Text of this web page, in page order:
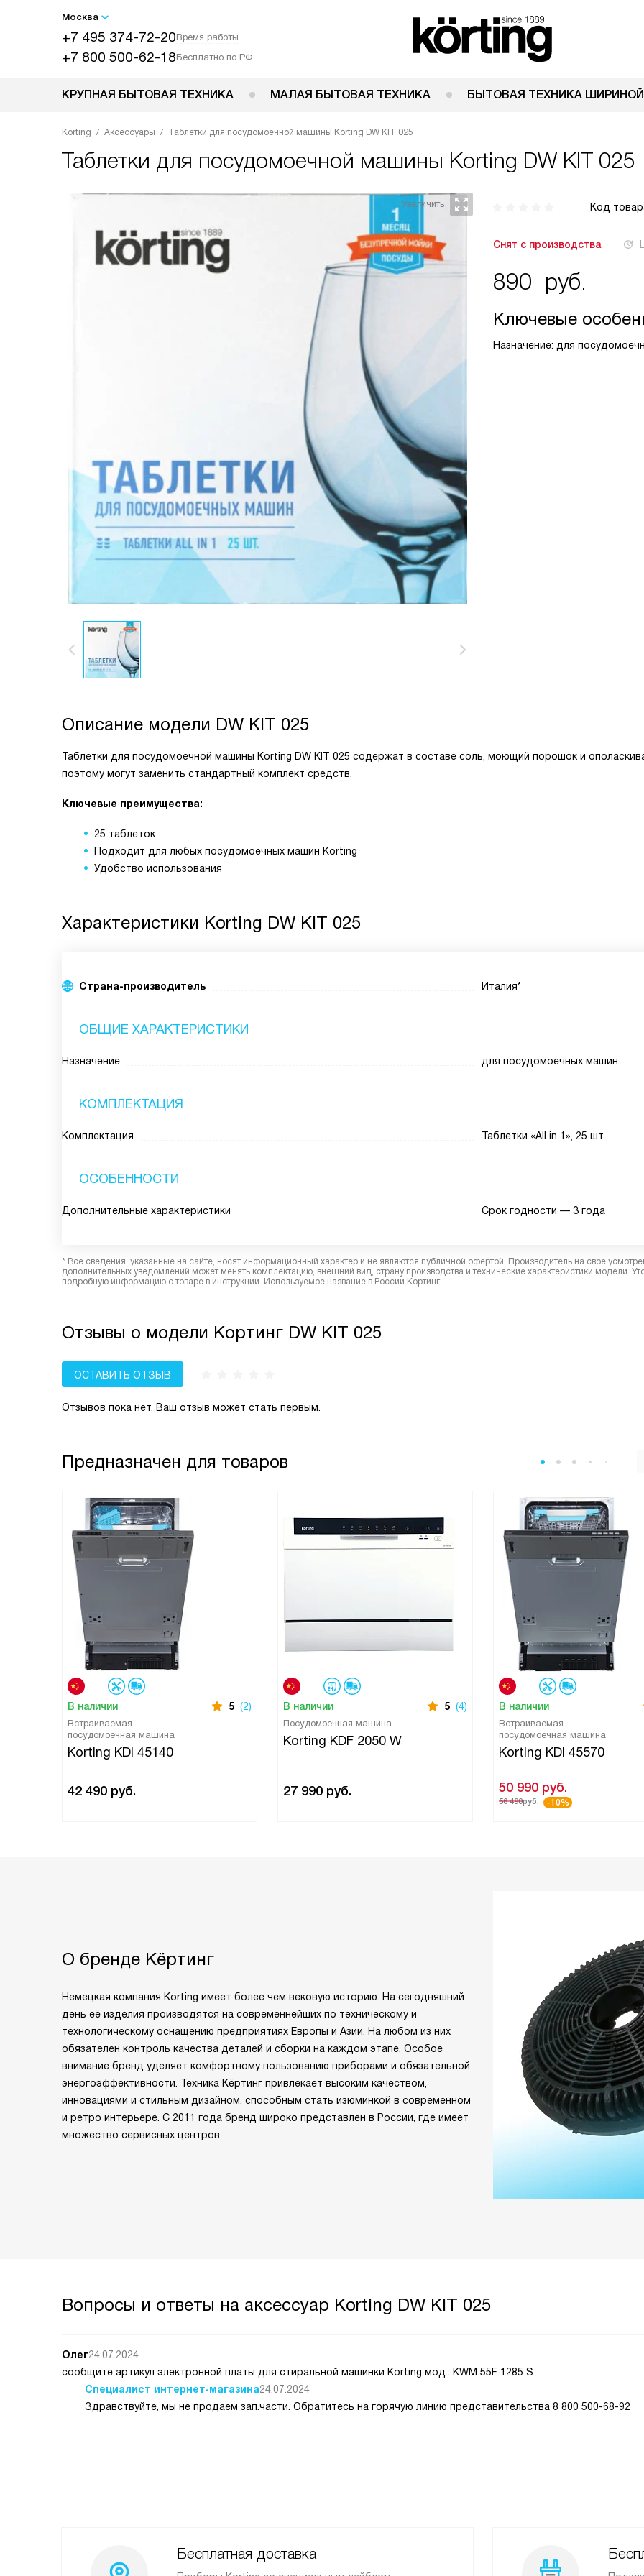
Москва
+7 495 374-72-20Время работы
+7 800 500-62-18Бесплатно по РФ
КРУПНАЯ БЫТОВАЯ ТЕХНИКА МАЛАЯ БЫТОВАЯ ТЕХНИКА БЫТОВАЯ ТЕХНИКА ШИРИНОЙ
Korting Аксессуары Таблетки для посудомоечной машины Korting DW KIT 025
Таблетки для посудомоечной машины Korting DW KIT 025
Код
Снят с производства
890 руб.
Ключевые
Назначение: для
Описание модели DW KIT 025
Таблетки для посудомоечной машины Korting DW KIT 025 содержат в составе соль, моющий порошок и
поэтому могут заменить стандартный комплект средств.
Ключевые преимущества:
25 таблеток
Подходит для любых посудомоечных машин Korting
Удобство использования
Характеристики Korting DW KIT 025
Страна-производитель Италия*
ОБЩИЕ ХАРАКТЕРИСТИКИ
Назначение для посудомоечных машин
КОМПЛЕКТАЦИЯ
Комплектация Таблетки «All in 1», 25 шт
ОСОБЕННОСТИ
Дополнительные характеристики Срок годности — 3 года
* Все сведения, указанные на сайте, носят информационный характер и не являются публичной офертой. Производитель на свое
дополнительных уведомлений может менять комплектацию, внешний вид, страну производства и технические характеристики модели.
подробную информацию о товаре в инструкции. Используемое название в России Кортинг
Отзывы о модели Кортинг DW KIT 025
ОСТАВИТЬ ОТЗЫВ
Отзывов пока нет, Ваш отзыв может стать первым.
Предназначен для товаров
В наличии 5 (2)
Встраиваемая
посудомоечная машина
Korting KDI 45140
42 490 руб.
В наличии 5 (4)
Посудомоечная машина
Korting KDF 2050 W
27 990 руб.
В наличии
Встраиваемая
посудомоечная машина
Korting KDI 45570
50 990 руб.
56 490руб. -10%
О бренде Кёртинг
Немецкая компания Korting имеет более чем вековую историю. На сегодняшний
день её изделия производятся на современнейших по техническому и
технологическому оснащению предприятиях Европы и Азии. На любом из них
обязателен контроль качества деталей и сборки на каждом этапе. Особое
внимание бренд уделяет комфортному пользованию приборами и обязательной
энергоэффективности. Техника Кёртинг привлекает высоким качеством,
инновациями и стильным дизайном, способным стать изюминкой в современном
и ретро интерьере. С 2011 года бренд широко представлен в России, где имеет
множество сервисных центров.
Вопросы и ответы на аксессуар Korting DW KIT 025
Олег24.07.2024
сообщите артикул электронной платы для стиральной машинки Korting мод.: KWM 55F 1285 S
Специалист интернет-магазина24.07.2024
Здравствуйте, мы не продаем зап.части. Обратитесь на горячую линию представительства 8 800 500-68-92
Бесплатная доставка